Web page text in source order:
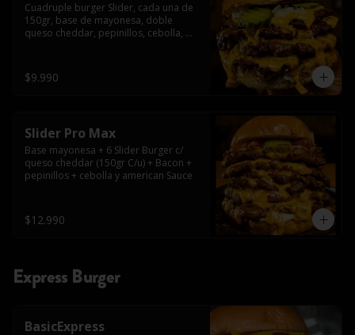
Cuadruple burger Slider, cada una de
150gr, base de mayonesa, doble
queso cheddar, pepinillos, cebolla,
$9.990
Slider Pro Max
Base mayonesa + 6 Slider Burger c/
queso cheddar (150gr C/u) + Bacon +
pepinillos + cebolla y american Sauce
$12.990
Express Burger
BasicExpress